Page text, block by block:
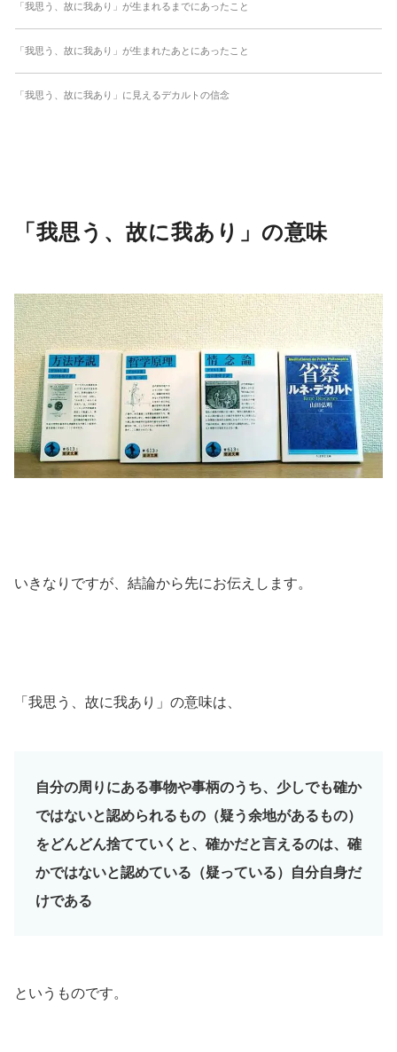
「我思う、故に我あり」が生まれるまでにあったこと
「我思う、故に我あり」が生まれたあとにあったこと
「我思う、故に我あり」に見えるデカルトの信念
「我思う、故に我あり」の意味
いきなりですが、結論から先にお伝えします。
「我思う、故に我あり」の意味は、
自分の周りにある事物や事柄のうち、少しでも確か
ではないと認められるもの（疑う余地があるもの）
をどんどん捨てていくと、確かだと言えるのは、確
かではないと認めている（疑っている）自分自身だ
けである
というものです。